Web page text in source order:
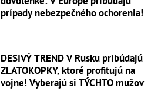
prípady nebezpečného ochorenia!
DESIVÝ TREND V Rusku pribúdajú
ZLATOKOPKY, ktoré profitujú na
vojne! Vyberajú si TÝCHTO mužov